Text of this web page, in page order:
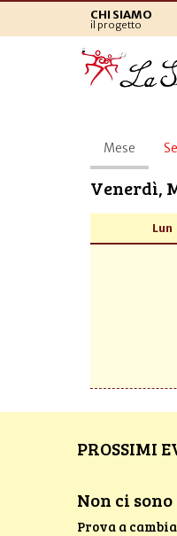
CHI SIAMO
il progetto
Schede
primarie
Mese
attiva)
Venerdì,
Lun
PROSSIMI
Non ci
Prova a